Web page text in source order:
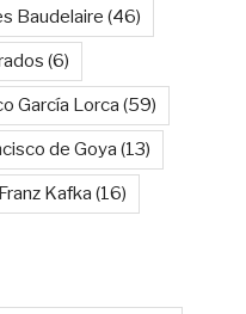
Baudelaire (46)
(6)
García Lorca (59)
de Goya (13)
Franz Kafka (16)